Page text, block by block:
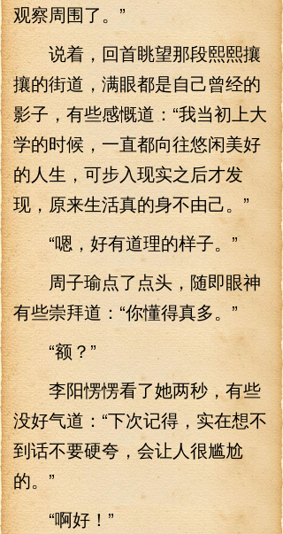
观察周围了。”
说着，回首眺望那段熙熙攘
攘的街道，满眼都是自己曾经的
影子，有些感慨道：“我当初上大
学的时候，一直都向往悠闲美好
的人生，可步入现实之后才发
现，原来生活真的身不由己。”
“嗯，好有道理的样子。”
周子瑜点了点头，随即眼神
有些崇拜道：“你懂得真多。”
“额？”
李阳愣愣看了她两秒，有些
没好气道：“下次记得，实在想不
到话不要硬夸，会让人很尴尬
的。”
“啊好！”